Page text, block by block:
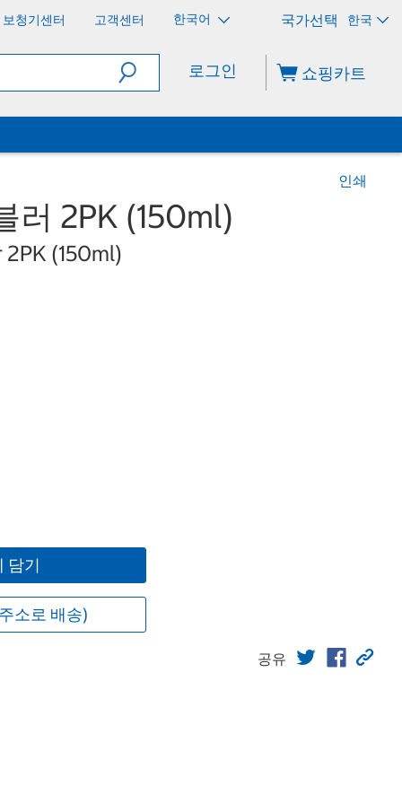
보청기센터 고객센터 한국어 한국
로그인 쇼핑카트
인쇄
러 2PK (150ml)
(150ml)
담기
소로 배송)
공유